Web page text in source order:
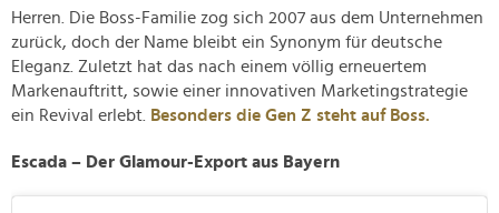
Herren. Die Boss-Familie zog sich 2007 aus dem Unternehmen
zurück, doch der Name bleibt ein Synonym für deutsche
Eleganz. Zuletzt hat das nach einem völlig erneuertem
Markenauftritt, sowie einer innovativen Marketingstrategie
ein Revival erlebt.
Besonders die Gen Z steht auf Boss.
Escada – Der Glamour-Export aus Bayern